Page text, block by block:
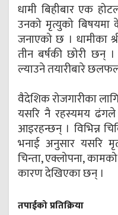
धामी बिहीबार एक
उनको मृत्युको बिषयमा
जनाएको छ । धामीका
तीन बर्षकी छोरी छन्
ल्याउने तयारीबारे
वैदेशिक रोजगारीका
यसरि नै रहस्यमय
आइरहन्छन् । विभिन्न
भनाई अनुसार यसरि
चिन्ता, एक्लोपना,
कारण देखिएका छन् ।
तपाईको प्रतिक्रिया